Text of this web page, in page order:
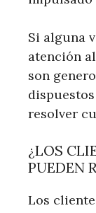
Si alguna
atención
son
resolver
¿LOS
PUEDEN
Los